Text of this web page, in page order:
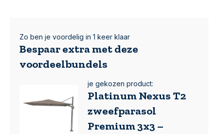
Zo ben je voordelig in 1 keer klaar
Bespaar extra met deze
voordeelbundels
je gekozen product:
Platinum Nexus T2
zweefparasol
Premium 3x3 –